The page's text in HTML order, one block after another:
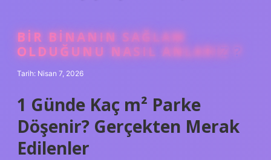
BIR BINANIN SAĞLAM
OLDUĞUNU NASIL ANLARIZ ?
Tarih: Nisan 7, 2026
1 Günde Kaç m² Parke
Döşenir? Gerçekten Merak
Edilenler